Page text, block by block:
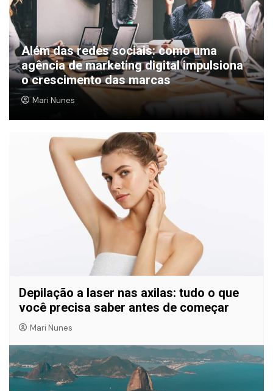
Além das redes sociais: como uma
agência de marketing digital impulsiona
o crescimento das marcas
Mari Nunes
Depilação a laser nas axilas: tudo o que
você precisa saber antes de começar
Mari Nunes